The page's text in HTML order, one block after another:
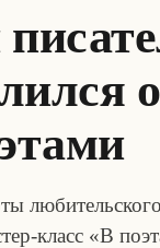
класс «В